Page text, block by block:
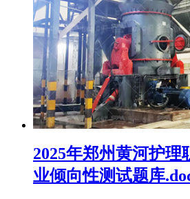
2025年郑州黄河护理
业倾向性测试题库